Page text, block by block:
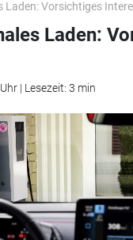
Laden: Vorsichtiges
Laden:
| Lesezeit: 3 min